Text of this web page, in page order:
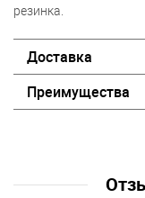
резинка.
Доставка
Преимущества